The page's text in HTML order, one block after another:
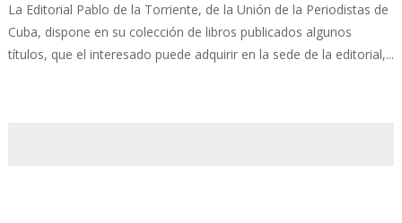
La Editorial Pablo de la Torriente, de la Unión de la Periodistas de
Cuba, dispone en su colección de libros publicados algunos
títulos, que el interesado puede adquirir en la sede de la editorial,...